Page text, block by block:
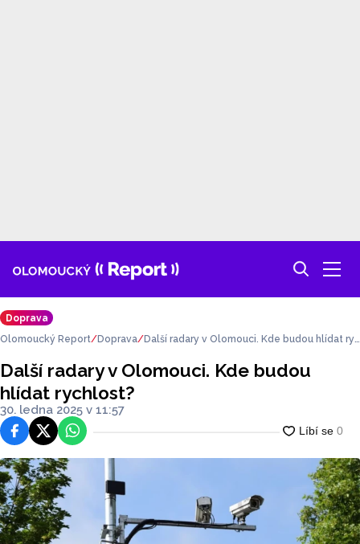
Doprava
Olomoucký Report
Doprava
Další radary v Olomouci. Kde budou hlídat ryc
Další radary v Olomouci. Kde budou
hlídat rychlost?
30. ledna 2025 v 11:57
FacebookPlatforma X
WhatsApp